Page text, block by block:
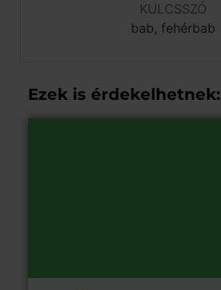
KULCSSZÓ
bab, fehérbab
Ezek is érdekelhetnek: